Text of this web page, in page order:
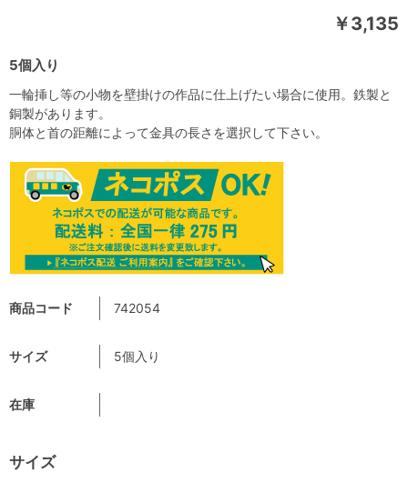
5個入り
￥3,135
商品コード 742054
サイズ 5個入り
在庫
サイズ
一輪挿し等の小物を壁掛けの作品に仕上げたい場合に使用。鉄製と
銅製があります。
胴体と首の距離によって金具の長さを選択して下さい。